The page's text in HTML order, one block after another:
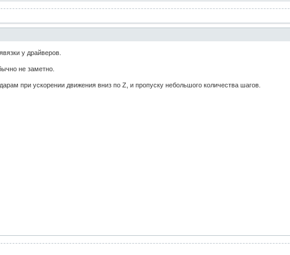
у драйверов.
не заметно.
при ускорении движения вниз по Z, и пропуску небольшого количества шагов.